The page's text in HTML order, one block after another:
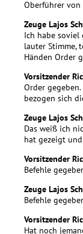
Oberführer von
Zeuge Lajos
Ich habe
lauter Stimme,
Händen Order
Vorsitzender
Order
bezogen sich
Zeuge Lajos
Das weiß ich
hat gezeigt
Vorsitzender
Befehle
Zeuge Lajos
Befehle
Vorsitzender
Hat noch